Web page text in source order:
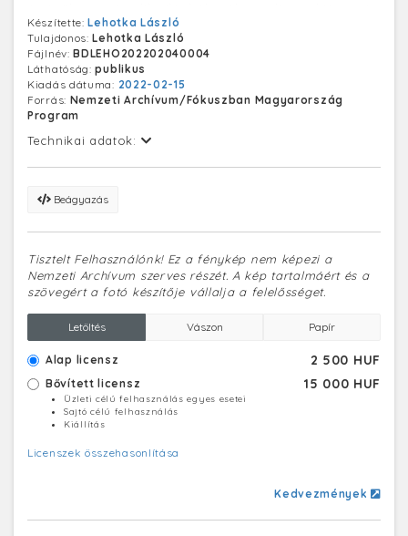
1947-ben állították helyre a károkat. A 2000-es évek
elejéig, eredeti céljának megfelelően a Magyar Posta
használta. Ezt követő felújítása során restaurálták a
lépcsőházak különleges kidolgozású korlátait, a
kovácsoltvas kilincsekkel díszített tölgyfa kapukat, és
sikerült működő állapotban megőrizni a páternosztert
is. Az épületben, Európában mind technológiai, mind
muzeológiai szempontból párját ritkitó Pénzmúzeumot,
tudás átadásának központját, a hazai pénzügyi témájú
Nemzeti Bank.
Készítette:Lehotka László
Tulajdonos:Lehotka László
Fájlnév:BDLEHO202202040004
Láthatóság:publikus
Kiadás dátuma: 2022-02-15
Forrás: Nemzeti Archívum/Fókuszban Magyarország
Program
Technikai adatok:
Beágyazás
Tisztelt Felhasználónk! Ez a fénykép nem képezi a
Nemzeti Archívum szerves részét. A kép tartalmáért és a
szövegért a fotó készítője vállalja a felelősséget.
Letöltés Vászon Papír
Alap licensz 2 500 HUF
Bővített licensz 15 000 HUF
Üzleti célú felhasználás egyes esetei
Sajtó célú felhasználás
Kiállítás
Licenszek összehasonlítása
Kedvezmények